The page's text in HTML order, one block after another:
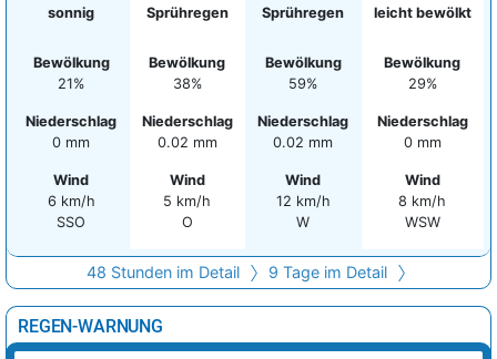
sonnig
Bewölkung
21%
Niederschlag
0 mm
Wind
6 km/h
SSO
Sprühregen
Bewölkung
38%
Niederschlag
0.02 mm
Wind
5 km/h
O
Sprühregen
Bewölkung
59%
Niederschlag
0.02 mm
Wind
12 km/h
W
leicht bewölkt
Bewölkung
29%
Niederschlag
0 mm
Wind
8 km/h
WSW
48 Stunden im Detail 9 Tage im Detail
REGEN-WARNUNG